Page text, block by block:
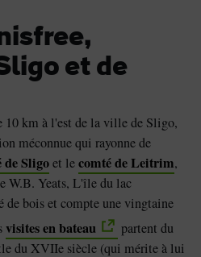
et de
10 km à l'est de la ville de Sligo,
méconnue qui rayonne de
de Sligoet lecomté de Leitrim,
W.B. Yeats, L'île du lac
de bois et compte une vingtaine
visites en bateau
partent du
du XVIIe siècle (qui mérite à lui